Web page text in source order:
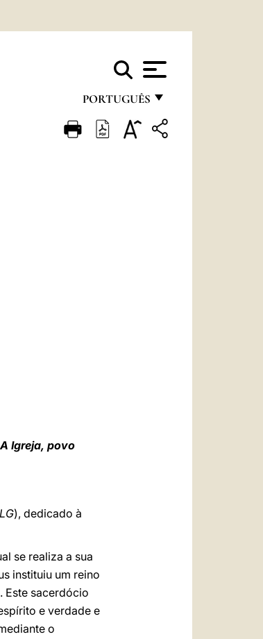
PORTUGUÊS
FRANÇAIS
Igreja, povo
LG), dedicado à
se realiza a sua
instituiu um reino
Este sacerdócio
e verdade e
o